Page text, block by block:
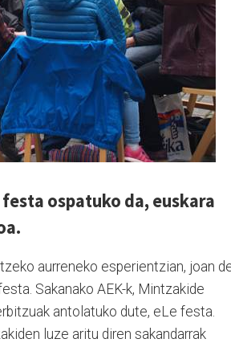
ospatuko da, euskara
aurreneko esperientzian, joan
Sakanako AEK-k, Mintzakide
antolatuko dute, eLe festa.
luze aritu diren sakandarrak